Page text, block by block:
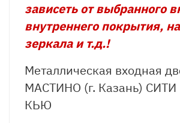
зависеть от выбранного
внутреннего покрытия,
зеркала и т.д.!
Металлическая входная
МАСТИНО (г. Казань)
КЬЮ